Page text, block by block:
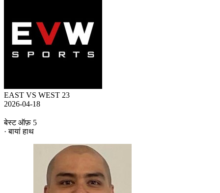
EAST VS WEST 23
2026-04-18
बेस्ट ऑफ़ 5
· बायां हाथ